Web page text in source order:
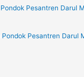
Pondok Pesantren Darul
Pondok Pesantren Darul